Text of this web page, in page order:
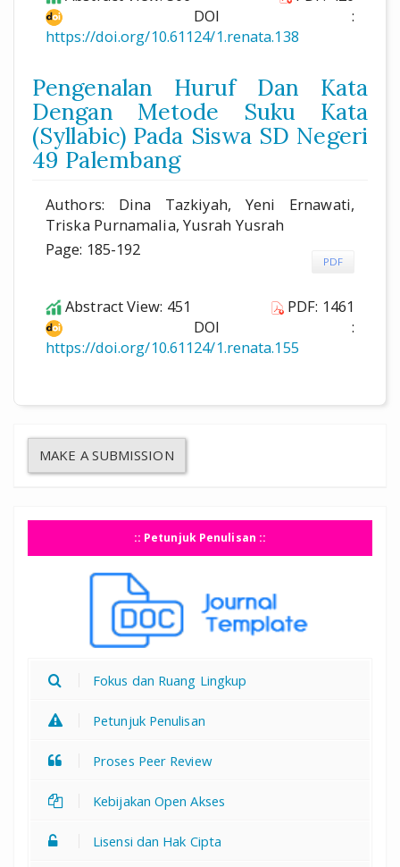
DOI :
https://doi.org/10.61124/1.renata.138
Pengenalan Huruf Dan Kata
Dengan Metode Suku Kata
(Syllabic) Pada Siswa SD Negeri
49 Palembang
Authors: Dina Tazkiyah, Yeni Ernawati,
Triska Purnamalia, Yusrah Yusrah
Page: 185-192
PDF
Abstract View: 451
PDF: 1461
DOI :
https://doi.org/10.61124/1.renata.155
MAKE A SUBMISSION
:: Petunjuk Penulisan ::
Fokus dan Ruang Lingkup
Petunjuk Penulisan
Proses Peer Review
Kebijakan Open Akses
Lisensi dan Hak Cipta